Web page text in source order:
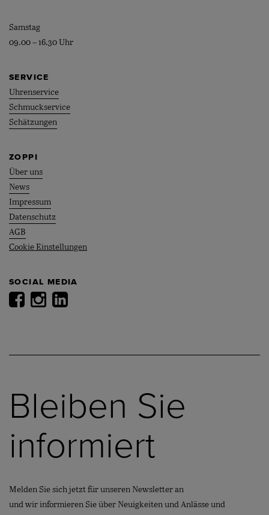
Samstag
09.00 – 16.30 Uhr
SERVICE
Uhrenservice
Schmuckservice
Schätzungen
ZOPPI
Über uns
News
Impressum
Datenschutz
AGB
Cookie Einstellungen
SOCIAL MEDIA
Bleiben Sie
informiert
Melden Sie sich jetzt für unseren Newsletter an
und wir informieren Sie über Neuigkeiten und Anlässe und